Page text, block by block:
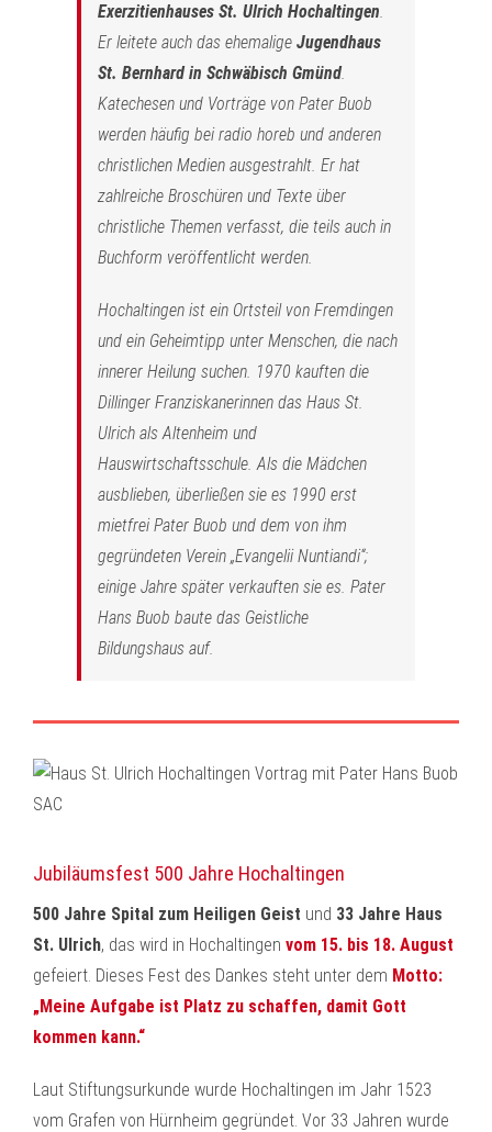
Exerzitienhauses St. Ulrich Hochaltingen.
Er leitete auch das ehemalige Jugendhaus
St. Bernhard in Schwäbisch Gmünd.
Katechesen und Vorträge von Pater Buob
werden häufig bei radio horeb und anderen
christlichen Medien ausgestrahlt. Er hat
zahlreiche Broschüren und Texte über
christliche Themen verfasst, die teils auch in
Buchform veröffentlicht werden.
Hochaltingen ist ein Ortsteil von Fremdingen
und ein Geheimtipp unter Menschen, die nach
innerer Heilung suchen. 1970 kauften die
Dillinger Franziskanerinnen das Haus St.
Ulrich als Altenheim und
Hauswirtschaftsschule. Als die Mädchen
ausblieben, überließen sie es 1990 erst
mietfrei Pater Buob und dem von ihm
gegründeten Verein „Evangelii Nuntiandi“;
einige Jahre später verkauften sie es. Pater
Hans Buob baute das Geistliche
Bildungshaus auf.
Jubiläumsfest 500 Jahre Hochaltingen
500 Jahre Spital zum Heiligen Geist und 33 Jahre Haus
St. Ulrich, das wird in Hochaltingen vom 15. bis 18. August
gefeiert. Dieses Fest des Dankes steht unter dem Motto:
„Meine Aufgabe ist Platz zu schaffen, damit Gott
kommen kann.“
Laut Stiftungsurkunde wurde Hochaltingen im Jahr 1523
vom Grafen von Hürnheim gegründet. Vor 33 Jahren wurde